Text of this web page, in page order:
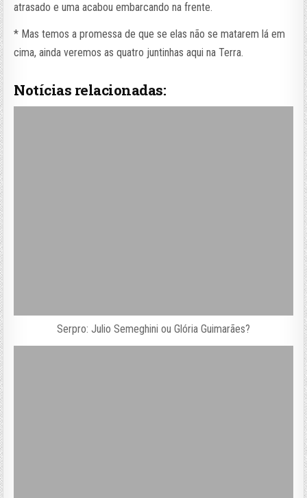
atrasado e uma acabou embarcando na frente.
* Mas temos a promessa de que se elas não se matarem lá em
cima, ainda veremos as quatro juntinhas aqui na Terra.
Notícias relacionadas:
Serpro: Julio Semeghini ou Glória Guimarães?